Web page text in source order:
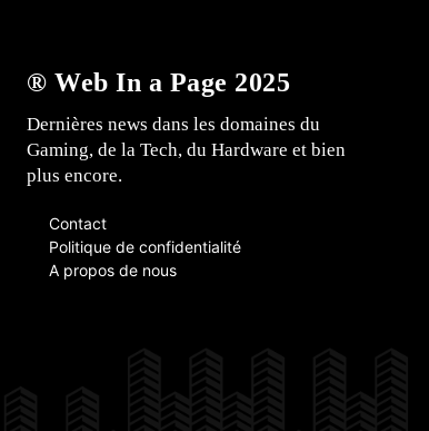
® Web In a Page 2025
Dernières news dans les domaines du
Gaming, de la Tech, du Hardware et bien
plus encore.
Contact
Politique de confidentialité
A propos de nous